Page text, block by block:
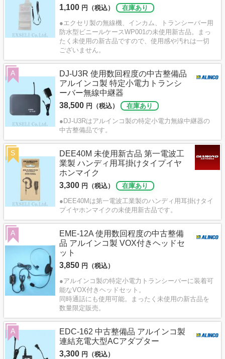
1,100 円（税込）
在庫あり
●エクセリ製の無線機、インカム、トランシーバー用
防水型ビニールケースWP001の未使用新古品。まっ
たく未使用の新古品ですので、使用感や汚れは一切
ございません。
DJ-U3R 使用数回程度の中古整備品
アルインコ製 特定小電力トランシ
ーバー無線中継器
38,500 円（税込）
在庫あり
●DJ-U3Rはアルインコ製の特定小電力無線中継器の
中古整備品です。
A
DEE40M 未使用新古品 第一電波工
業製 ハンディ用耳掛けタイプイヤ
ホンマイク
3,300 円（税込）
在庫あり
●DEE40Mは第一電波工業製のハンディ用耳掛けタイ
プイヤホンマイクの未使用新古品です。
S
EME-12A 使用数回程度の中古整備
品 アルインコ製 VOX付きヘッドセ
ット
3,850 円（税込）
●アルインコ製の特定小電力トランシーバーに装着可
能なVOX付きヘッドセット。
同時通話にも使用可能。まったく未使用の新古品を
数量限定販売。
A
EDC-162 中古整備品 アルインコ製
連結充電大型ACアダプター
3,300 円（税込）
A